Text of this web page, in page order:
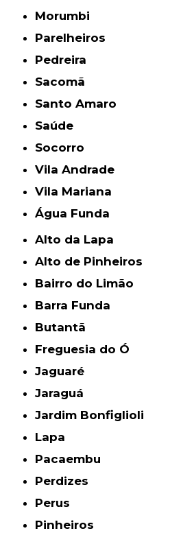
Morumbi
Parelheiros
Pedreira
Sacomã
Santo Amaro
Saúde
Socorro
Vila Andrade
Vila Mariana
Água Funda
Alto da Lapa
Alto de Pinheiros
Bairro do Limão
Barra Funda
Butantã
Freguesia do Ó
Jaguaré
Jaraguá
Jardim Bonfiglioli
Lapa
Pacaembu
Perdizes
Perus
Pinheiros